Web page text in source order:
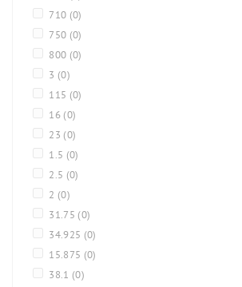
710 (0)
750 (0)
800 (0)
3 (0)
115 (0)
16 (0)
23 (0)
1.5 (0)
2.5 (0)
2 (0)
31.75 (0)
34.925 (0)
15.875 (0)
38.1 (0)